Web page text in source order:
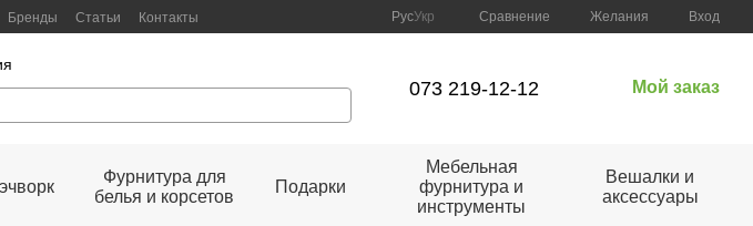
Бренды Статьи
Контакты
РусУкр Сравнение Желания Вход
073 219-12-12 Мой заказ
Фурнитура для
белья и корсетов
Подарки
Мебельная
фурнитура и
инструменты
Вешалки и
аксессуары